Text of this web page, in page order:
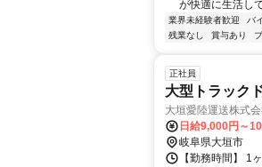
が快適に生活し
業界未経験者歓迎 バ
残業なし
賞与あり
正社員
大型トラック
大垣愛陸運送株式
日給9,000円～
岐阜県大垣市
【勤務時間】 1